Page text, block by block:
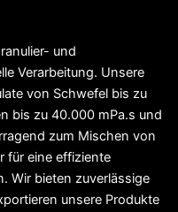
und
Verarbeitung. Unsere
von Schwefel bis zu
bis zu 40.000 mPa.s und
zum Mischen von
für eine effiziente
Wir bieten zuverlässige
unsere Produkte